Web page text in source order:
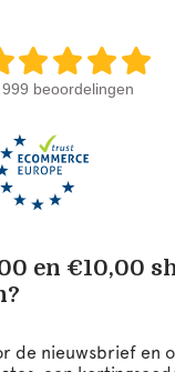
999 beoordelingen
en €10,00
de nieuwsbrief en